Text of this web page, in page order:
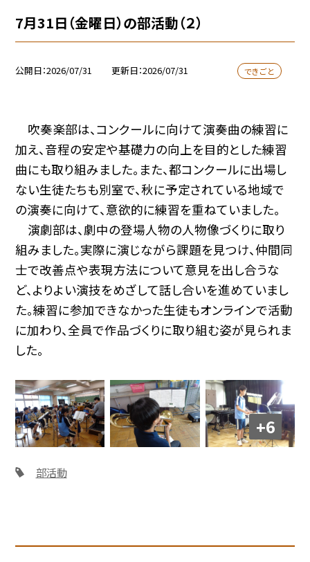
7月31日（金曜日）の部活動（２）
公開日 2026/07/31 更新日 2026/07/31 できごと
吹奏楽部は、コンクールに向けて演奏曲の練習に
加え、音程の安定や基礎力の向上を目的とした練習
曲にも取り組みました。また、都コンクールに出場し
ない生徒たちも別室で、秋に予定されている地域で
の演奏に向けて、意欲的に練習を重ねていました。
演劇部は、劇中の登場人物の人物像づくりに取り
組みました。実際に演じながら課題を見つけ、仲間同
士で改善点や表現方法について意見を出し合うな
ど、よりよい演技をめざして話し合いを進めていまし
た。練習に参加できなかった生徒もオンラインで活動
に加わり、全員で作品づくりに取り組む姿が見られま
した。
+6
部活動